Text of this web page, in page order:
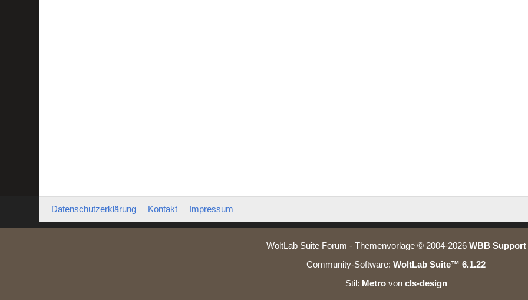
Datenschutzerklärung Kontakt Impressum
WoltLab Suite Forum - Themenvorlage © 2004-2026 WBB Support
Community-Software: WoltLab Suite™ 6.1.22
Stil: Metrovon cls-design